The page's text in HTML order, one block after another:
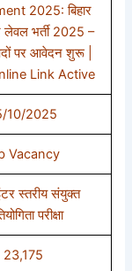
2025: बिहार
लेवल भर्ती 2025 –
पर आवेदन शुरू |
Link Active
10/2025
Vacancy
इंटर स्तरीय संयुक्त
परीक्षा
23,175